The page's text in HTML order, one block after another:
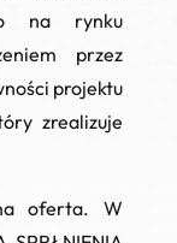
na rynku
przez
projektu
zrealizuje
oferta. W